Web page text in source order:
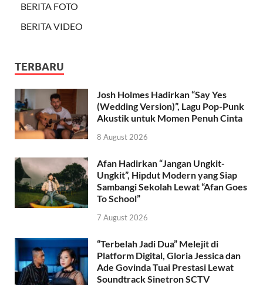
BERITA FOTO
BERITA VIDEO
TERBARU
Josh Holmes Hadirkan “Say Yes
(Wedding Version)”, Lagu Pop-Punk
Akustik untuk Momen Penuh Cinta
8 August 2026
Afan Hadirkan “Jangan Ungkit-
Ungkit”, Hipdut Modern yang Siap
Sambangi Sekolah Lewat “Afan Goes
To School”
7 August 2026
“Terbelah Jadi Dua” Melejit di
Platform Digital, Gloria Jessica dan
Ade Govinda Tuai Prestasi Lewat
Soundtrack Sinetron SCTV